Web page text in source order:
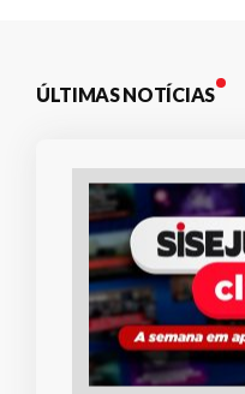
ÚLTIMAS NOTÍCIAS